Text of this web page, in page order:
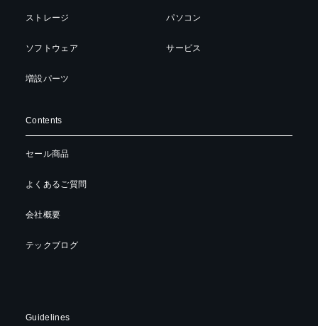
ストレージ
ソフトウェア
増設パーツ
パソコン
サービス
Contents
セール商品
よくあるご質問
会社概要
テックブログ
Guidelines